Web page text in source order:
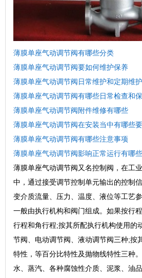
薄膜单座气动调节阀有哪些分类
薄膜单座气动调节阀要如何维护保养
薄膜单座气动调节阀日常维护和定期维
薄膜单座气动调节阀有哪些日常检查和
薄膜单座气动调节阀附件维修有哪些
薄膜单座气动调节阀在安装当中有哪些
薄膜单座气动调节阀有哪些注意事项
薄膜单座气动调节阀影响正常运行有哪
薄膜单座气动调节阀又名控制阀，在工
中，通过接受调节控制单元输出的控制
变介质流量、压力、温度、液位等工艺
一般由执行机构和阀门组成。如果按行
行程和角行程;按其所配执行机构使用的
节阀、电动调节阀、液动调节阀三种;按
特性，等百分比特性及抛物线特性三种
水、蒸汽、各种腐蚀性介质、泥浆、油